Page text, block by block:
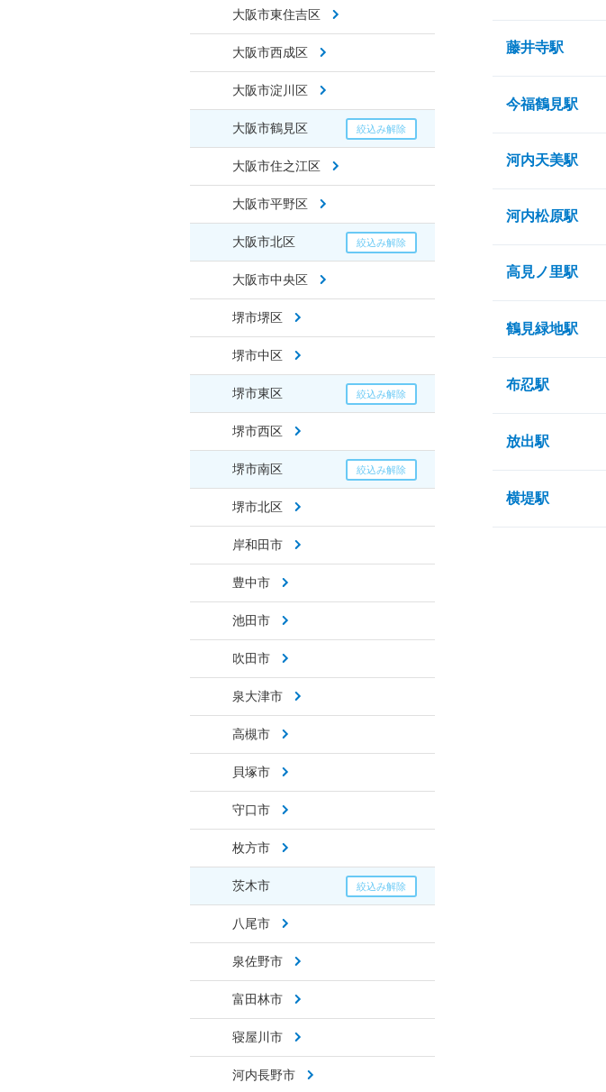
大阪市東住吉区
大阪市西成区
大阪市淀川区
大阪市鶴見区
大阪市住之江区
大阪市平野区
大阪市北区
大阪市中央区
堺市堺区
堺市中区
堺市東区
堺市西区
堺市南区
堺市北区
岸和田市
豊中市
池田市
吹田市
泉大津市
高槻市
貝塚市
守口市
枚方市
茨木市
八尾市
泉佐野市
富田林市
寝屋川市
河内長野市
藤井寺駅
今福鶴見駅
河内天美駅
河内松原駅
高見ノ里駅
鶴見緑地駅
布忍駅
放出駅
横堤駅